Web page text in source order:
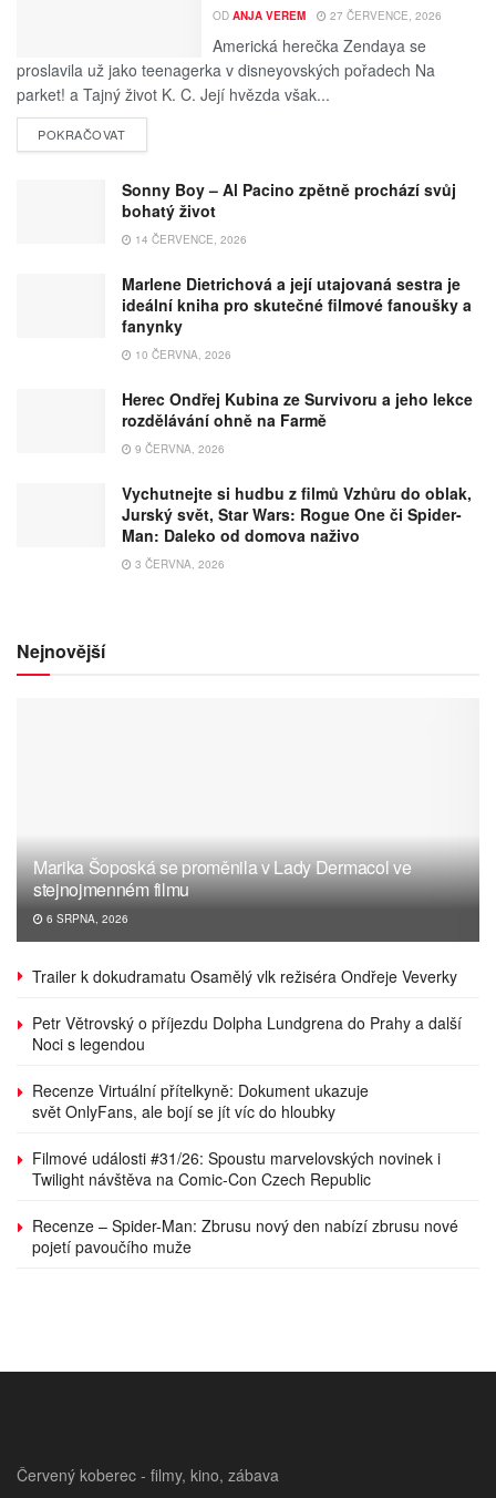
OD ANJA VEREM 27 ČERVENCE, 2026
Americká herečka Zendaya se
proslavila už jako teenagerka v disneyovských pořadech Na
parket! a Tajný život K. C. Její hvězda však...
POKRAČOVAT
Sonny Boy – Al Pacino zpětně prochází svůj
bohatý život
14 ČERVENCE, 2026
Marlene Dietrichová a její utajovaná sestra je
ideální kniha pro skutečné filmové fanoušky a
fanynky
10 ČERVNA, 2026
Herec Ondřej Kubina ze Survivoru a jeho lekce
rozdělávání ohně na Farmě
9 ČERVNA, 2026
Vychutnejte si hudbu z filmů Vzhůru do oblak,
Jurský svět, Star Wars: Rogue One či Spider-
Man: Daleko od domova naživo
3 ČERVNA, 2026
Nejnovější
Marika Šoposká se proměnila v Lady Dermacol ve
stejnojmenném filmu
6 SRPNA, 2026
Trailer k dokudramatu Osamělý vlk režiséra Ondřeje Veverky
Petr Větrovský o příjezdu Dolpha Lundgrena do Prahy a další
Noci s legendou
Recenze Virtuální přítelkyně: Dokument ukazuje
svět OnlyFans, ale bojí se jít víc do hloubky
Filmové události #31/26: Spoustu marvelovských novinek i
Twilight návštěva na Comic-Con Czech Republic
Recenze – Spider-Man: Zbrusu nový den nabízí zbrusu nové
pojetí pavoučího muže
Červený koberec - filmy, kino, zábava